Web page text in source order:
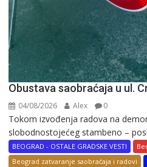
Obustava saobraćaja u ul.
04/08/2026 Alex 0
Tokom izvođenja radova na
slobodnostojećeg stambeno –
BEOGRAD - OSTALE GRADSKE VESTI
Beograd zatvaranje saobraćaja i radovi